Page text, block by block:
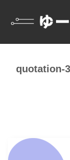
quotation-